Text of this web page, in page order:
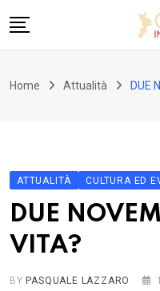
to
Attualità
Politica
Dall’Italia
Cultura ed eventi
Home Attualità DUE
ATTUALITÀ CULTURA ED
DUE
VITA?
BYPASQUALE LAZZARO